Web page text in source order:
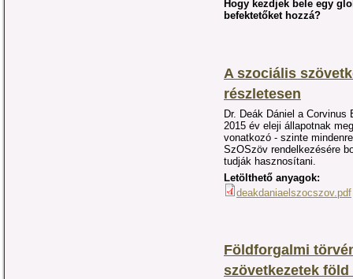
Hogy kezdjek bele egy
befektetőket hozzá?
A szociális
részletesen
Dr. Deák Dániel a
2015 év eleji állapotnak
vonatkozó - szinte
SzOSzöv rendelkezésére
tudják hasznosítani.
Letölthető anyagok:
deakdaniaelszocszov.pdf
Földforgalmi
szövetkezetek